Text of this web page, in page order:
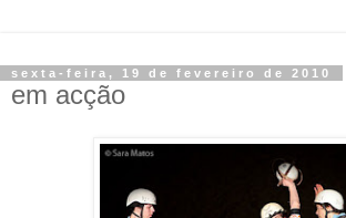
sexta-feira, 19 de fevereiro de 2010
em acção